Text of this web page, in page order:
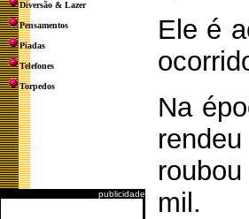
Diversão & Lazer
Pensamentos
Piadas
Telefones
Torpedos
publicidade
Ele é
Na
mil.